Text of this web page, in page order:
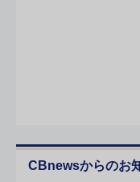
CBnewsからのお